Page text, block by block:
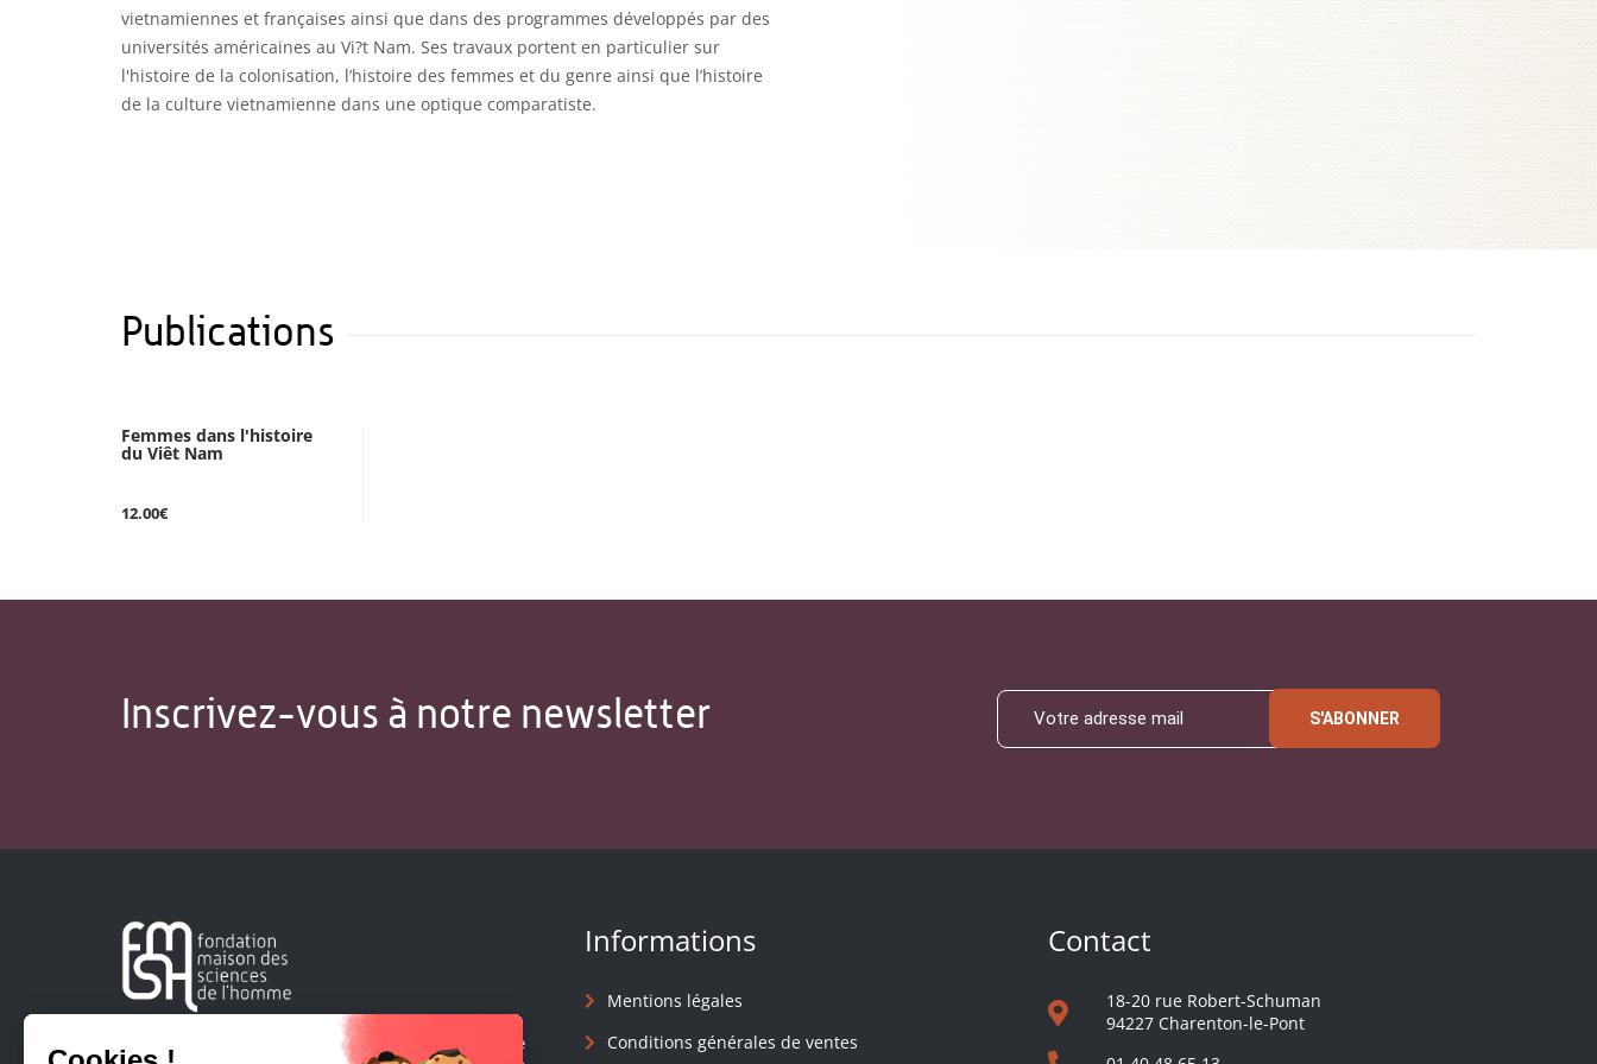
vietnamiennes et françaises ainsi que dans des programmes développés par des
universités américaines au Vi?t Nam. Ses travaux portent en particulier sur
l'histoire de la colonisation, l’histoire des femmes et du genre ainsi que l’histoire
de la culture vietnamienne dans une optique comparatiste.
Publications
Femmes dans l'histoire
du Viêt Nam
12.00€
Inscrivez-vous à notre newsletter S'ABONNER
Créée en 1963, la Fondation Maison Sciences de l'Homme
Informations
Mentions légales
Conditions générales de ventes
Contact
18-20 rue Robert-Schuman
94227 Charenton-le-Pont